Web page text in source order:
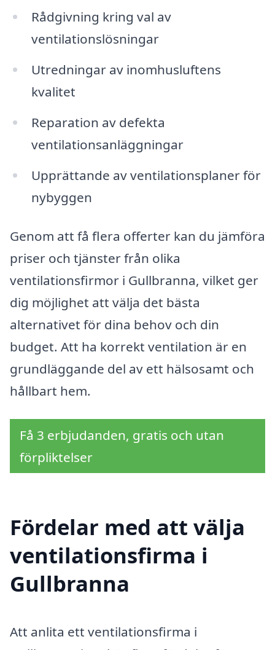
Rådgivning kring val av
ventilationslösningar
Utredningar av inomhusluftens
kvalitet
Reparation av defekta
ventilationsanläggningar
Upprättande av ventilationsplaner för
nybyggen
Genom att få flera offerter kan du jämföra
priser och tjänster från olika
ventilationsfirmor i Gullbranna, vilket ger
dig möjlighet att välja det bästa
alternativet för dina behov och din
budget. Att ha korrekt ventilation är en
grundläggande del av ett hälsosamt och
hållbart hem.
Få 3 erbjudanden, gratis och utan
förpliktelser
Fördelar med att välja
ventilationsfirma i
Gullbranna
Att anlita ett ventilationsfirma i